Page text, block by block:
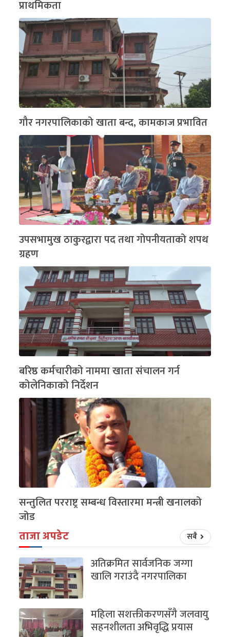
प्राथमिकता
गौर नगरपालिकाको खाता बन्द, कामकाज प्रभावित
उपसभामुख ठाकुरद्वारा पद तथा गोपनीयताको शपथ
ग्रहण
बरिष्ठ कर्मचारीको नाममा खाता संचालन गर्न
कोलेनिकाको निर्देशन
सन्तुलित परराष्ट्र सम्बन्ध विस्तारमा मन्त्री खनालको
जोड
ताजा अपडेट सबै
अतिक्रमित सार्वजनिक जग्गा
खालि गराउंदै नगरपालिका
महिला सशक्तीकरणसँगै जलवायु
सहनशीलता अभिवृद्धि प्रयास